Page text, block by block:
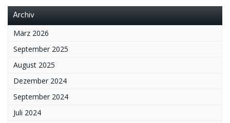
Archiv
März 2026
September 2025
August 2025
Dezember 2024
September 2024
Juli 2024